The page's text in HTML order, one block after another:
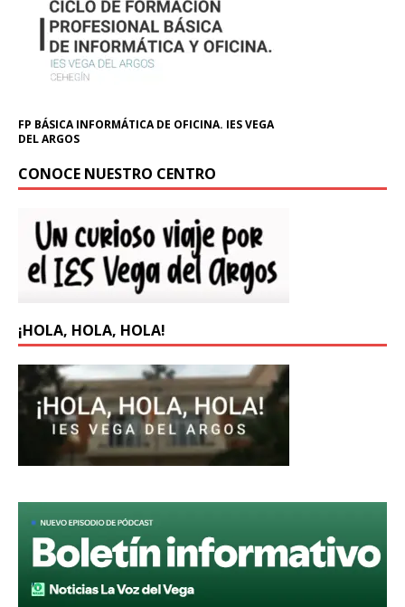
FP BÁSICA INFORMÁTICA DE OFICINA. IES VEGA
DEL ARGOS
CONOCE NUESTRO CENTRO
¡HOLA, HOLA, HOLA!